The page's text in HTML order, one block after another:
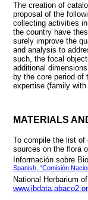
The creation of
proposal of the
collecting activities
the country have
surely improve the
and analysis to
such, the focal
additional
by the core period
expertise (family
MATERIALS
To compile the list of
sources on the flora
Información sobre
Spanish, “Comisión
National Herbarium